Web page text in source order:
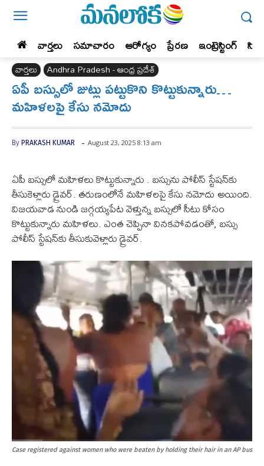
వార్తలు సమాచారం ఆరోగ్యం ప్రేర‌ణ‌ ఇంట్రెస్టింగ్‌
వార్తలు Andhra Pradesh - ఆంధ్ర ప్రదేశ్‌
ఏపీ బస్సులో జుట్లు పట్టుకొని కొట్టుకున్నారు…
మహిళలపై కేసు నమోదు
By PRAKASH KUMAR - August 23, 2025 8:13 am
ఏపీ బస్సులో మహిళలు కొట్టుకున్నారు . బస్సును పోలీస్ స్టేషన్‌కు
తీసుకెళ్లారు డ్రైవర్. తరుణంలోనే మహిళలపై కేసు నమోదు అయింది.
విజయవాడ నుండి జగ్గయ్యపేట వెళ్తున్న బస్సులో సీటు కోసం
కొట్టుకున్నారు మహిళలు. ఎంత చెప్పినా వినకపోవడంతో, బస్సు
పోలీస్ స్టేషన్‌కు తీసుకువెళ్లారు డ్రైవర్.
Case registered against women who were beaten by holding their hair in an AP bus